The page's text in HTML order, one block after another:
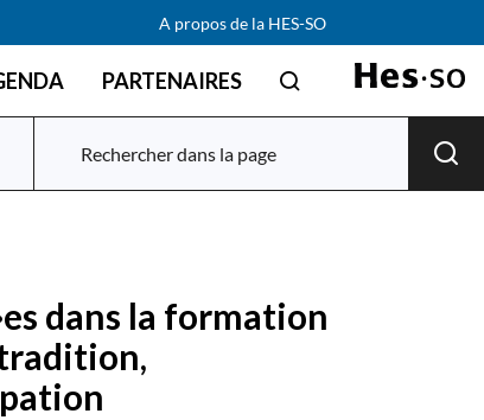
A propos de la HES-SO
PARTENAIRES
dans la formation